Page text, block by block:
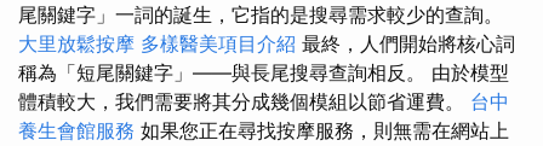
尾關鍵字」一詞的誕生，它指的是搜尋需求較少的查詢。
大里放鬆按摩 多樣醫美項目介紹 最終，人們開始將核心詞
稱為「短尾關鍵字」——與長尾搜尋查詢相反。 由於模型
體積較大，我們需要將其分成幾個模組以節省運費。 台中
養生會館服務 如果您正在尋找按摩服務，則無需在網站上